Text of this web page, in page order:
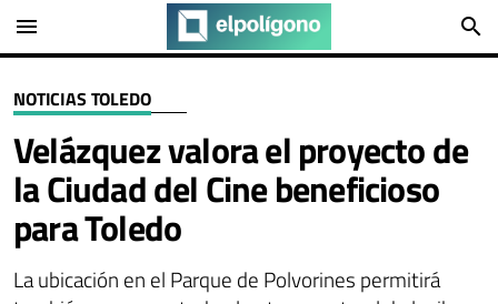
menu search
NOTICIAS TOLEDO
Velázquez valora el proyecto de
la Ciudad del Cine beneficioso
para Toledo
La ubicación en el Parque de Polvorines permitirá